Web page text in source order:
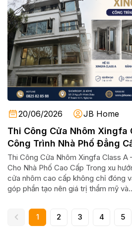
20/06/2026 JB Home
Thi Công Cửa Nhôm Xingfa
Công Trình Nhà Phố Đẳng
Thi Công Cửa Nhôm Xingfa Class A
Cho Nhà Phố Cao Cấp Trong xu
cửa nhôm cao cấp không chỉ đóng
góp phần tạo nên giá trị thẩm mỹ
1 2 3 4 5